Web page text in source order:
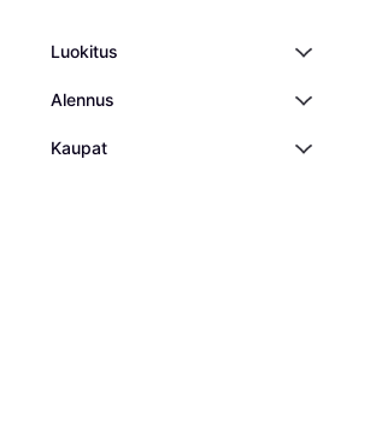
Luokitus
Alennus
Kaupat